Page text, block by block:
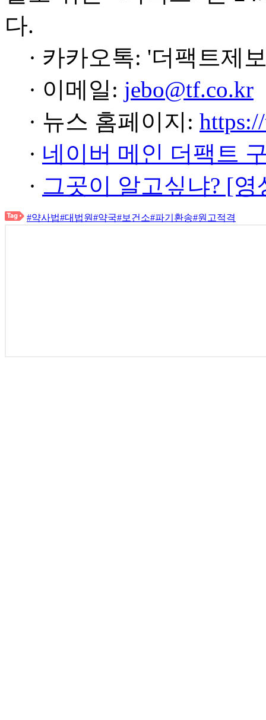
다.
· 카카오톡: '더팩트제
· 이메일: jebo@tf.co.kr
· 뉴스 홈페이지:
· 네이버 메인 더팩트
· 그곳이 알고싶냐? [
#약사법#대법원#약국#보건소#파기환송#원고적격